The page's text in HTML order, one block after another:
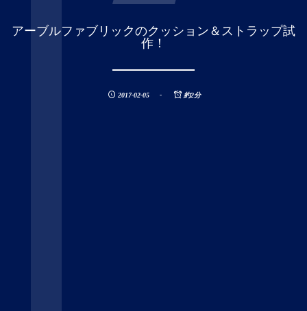
アーブルファブリックのクッション＆ストラップ試
作！
2017-02-05 約2分